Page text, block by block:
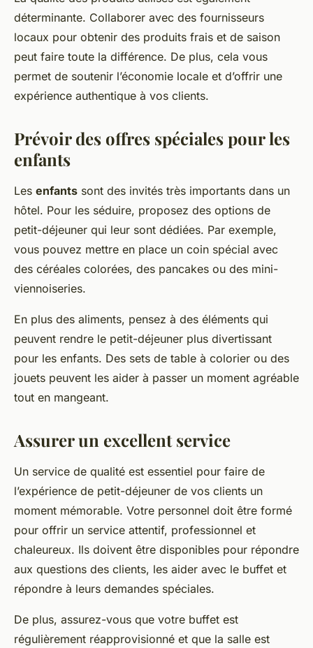
déterminante. Collaborer avec des fournisseurs
locaux pour obtenir des produits frais et de saison
peut faire toute la différence. De plus, cela vous
permet de soutenir l’économie locale et d’offrir une
expérience authentique à vos clients.
Prévoir des offres spéciales pour les
enfants
Les enfants sont des invités très importants dans un
hôtel. Pour les séduire, proposez des options de
petit-déjeuner qui leur sont dédiées. Par exemple,
vous pouvez mettre en place un coin spécial avec
des céréales colorées, des pancakes ou des mini-
viennoiseries.
En plus des aliments, pensez à des éléments qui
peuvent rendre le petit-déjeuner plus divertissant
pour les enfants. Des sets de table à colorier ou des
jouets peuvent les aider à passer un moment agréable
tout en mangeant.
Assurer un excellent service
Un service de qualité est essentiel pour faire de
l’expérience de petit-déjeuner de vos clients un
moment mémorable. Votre personnel doit être formé
pour offrir un service attentif, professionnel et
chaleureux. Ils doivent être disponibles pour répondre
aux questions des clients, les aider avec le buffet et
répondre à leurs demandes spéciales.
De plus, assurez-vous que votre buffet est
régulièrement réapprovisionné et que la salle est